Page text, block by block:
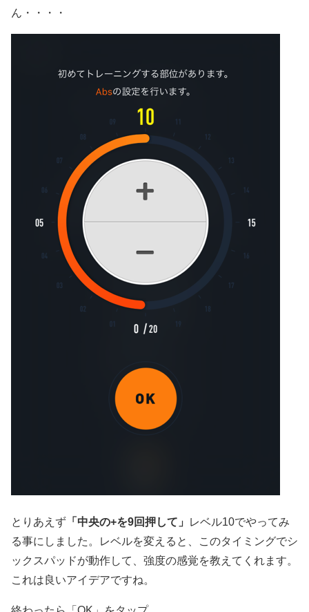
ん・・・・
とりあえず 「中央の+を9回押して」
レベル10でやってみ
る事にしました。レベルを変えると、このタイミングでシ
ックスパッドが動作して、強度の感覚を教えてくれます。
これは良いアイデアですね。